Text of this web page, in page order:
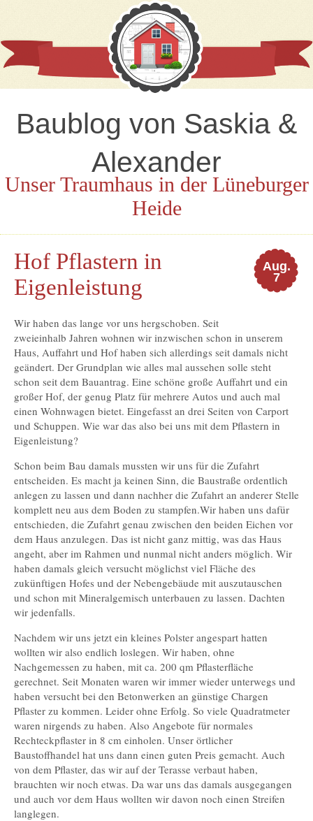
Baublog von Saskia &
Alexander
Unser Traumhaus in der Lüneburger
Heide
Aug.
7
Hof Pflastern in
Eigenleistung
Wir haben das lange vor uns hergschoben. Seit
zweieinhalb Jahren wohnen wir inzwischen schon in unserem
Haus, Auffahrt und Hof haben sich allerdings seit damals nicht
geändert. Der Grundplan wie alles mal aussehen solle steht
schon seit dem Bauantrag. Eine schöne große Auffahrt und ein
großer Hof, der genug Platz für mehrere Autos und auch mal
einen Wohnwagen bietet. Eingefasst an drei Seiten von Carport
und Schuppen. Wie war das also bei uns mit dem Pflastern in
Eigenleistung?
Schon beim Bau damals mussten wir uns für die Zufahrt
entscheiden. Es macht ja keinen Sinn, die Baustraße ordentlich
anlegen zu lassen und dann nachher die Zufahrt an anderer Stelle
komplett neu aus dem Boden zu stampfen.Wir haben uns dafür
entschieden, die Zufahrt genau zwischen den beiden Eichen vor
dem Haus anzulegen. Das ist nicht ganz mittig, was das Haus
angeht, aber im Rahmen und nunmal nicht anders möglich. Wir
haben damals gleich versucht möglichst viel Fläche des
zukünftigen Hofes und der Nebengebäude mit auszutauschen
und schon mit Mineralgemisch unterbauen zu lassen. Dachten
wir jedenfalls.
Nachdem wir uns jetzt ein kleines Polster angespart hatten
wollten wir also endlich loslegen. Wir haben, ohne
Nachgemessen zu haben, mit ca. 200 qm Pflasterfläche
gerechnet. Seit Monaten waren wir immer wieder unterwegs und
haben versucht bei den Betonwerken an günstige Chargen
Pflaster zu kommen. Leider ohne Erfolg. So viele Quadratmeter
waren nirgends zu haben. Also Angebote für normales
Rechteckpflaster in 8 cm einholen. Unser örtlicher
Baustoffhandel hat uns dann einen guten Preis gemacht. Auch
von dem Pflaster, das wir auf der Terasse verbaut haben,
brauchten wir noch etwas. Da war uns das damals ausgegangen
und auch vor dem Haus wollten wir davon noch einen Streifen
langlegen.